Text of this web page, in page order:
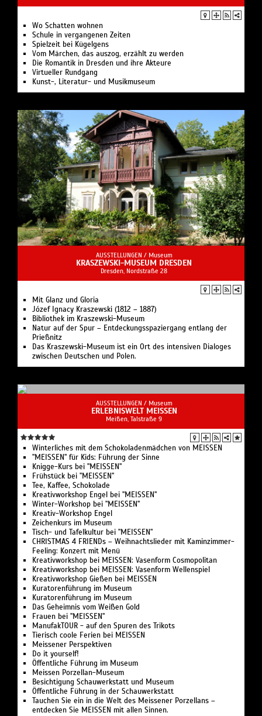
Wo Schatten wohnen
Schule in vergangenen Zeiten
Spielzeit bei Kügelgens
Vom Märchen, das auszog, erzählt zu werden
Die Romantik in Dresden und ihre Akteure
Virtueller Rundgang
Kunst-, Literatur- und Musikmuseum
AUSSTELLUNGEN / Museum
KRASZEWSKI-MUSEUM DRESDEN
Dresden, Nordstraße 28
Mit Glanz und Gloria
Józef Ignacy Kraszewski (1812 – 1887)
Bibliothek im Kraszewski-Museum
Natur auf der Spur – Entdeckungsspaziergang entlang der
Prießnitz
Das Kraszewski-Museum ist ein Ort des intensiven Dialoges
zwischen Deutschen und Polen.
AUSSTELLUNGEN / Museum
ERLEBNISWELT MEISSEN
Meißen, Talstraße 9
Winterliches mit dem Schokoladenmädchen von MEISSEN
"MEISSEN" für Kids: Führung der Sinne
Knigge-Kurs bei "MEISSEN"
Frühstück bei "MEISSEN"
Tee, Kaffee, Schokolade
Kreativworkshop Engel bei "MEISSEN"
Winter-Workshop bei "MEISSEN"
Kreativ-Workshop Engel
Zeichenkurs im Museum
Tisch- und Tafelkultur bei "MEISSEN"
CHRISTMAS 4 FRIENDs – Weihnachtslieder mit Kaminzimmer-
Feeling: Konzert mit Menü
Kreativworkshop bei MEISSEN: Vasenform Cosmopolitan
Kreativworkshop bei MEISSEN: Vasenform Wellenspiel
Kreativworkshop Gießen bei MEISSEN
Kuratorenführung im Museum
Kuratorenführung im Museum
Das Geheimnis vom Weißen Gold
Frauen bei "MEISSEN"
ManufakTOUR - auf den Spuren des Trikots
Tierisch coole Ferien bei MEISSEN
Meissener Perspektiven
Do it yourself!
Öffentliche Führung im Museum
Meissen Porzellan-Museum
Besichtigung Schauwerkstatt und Museum
Öffentliche Führung in der Schauwerkstatt
Tauchen Sie ein in die Welt des Meissener Porzellans –
entdecken Sie MEISSEN mit allen Sinnen.